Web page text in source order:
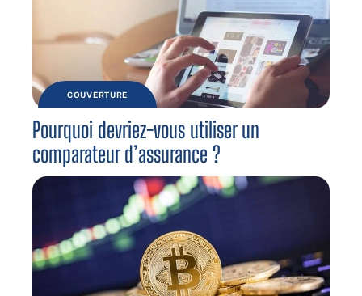
COUVERTURE
Pourquoi devriez-vous utiliser un
comparateur d’assurance ?